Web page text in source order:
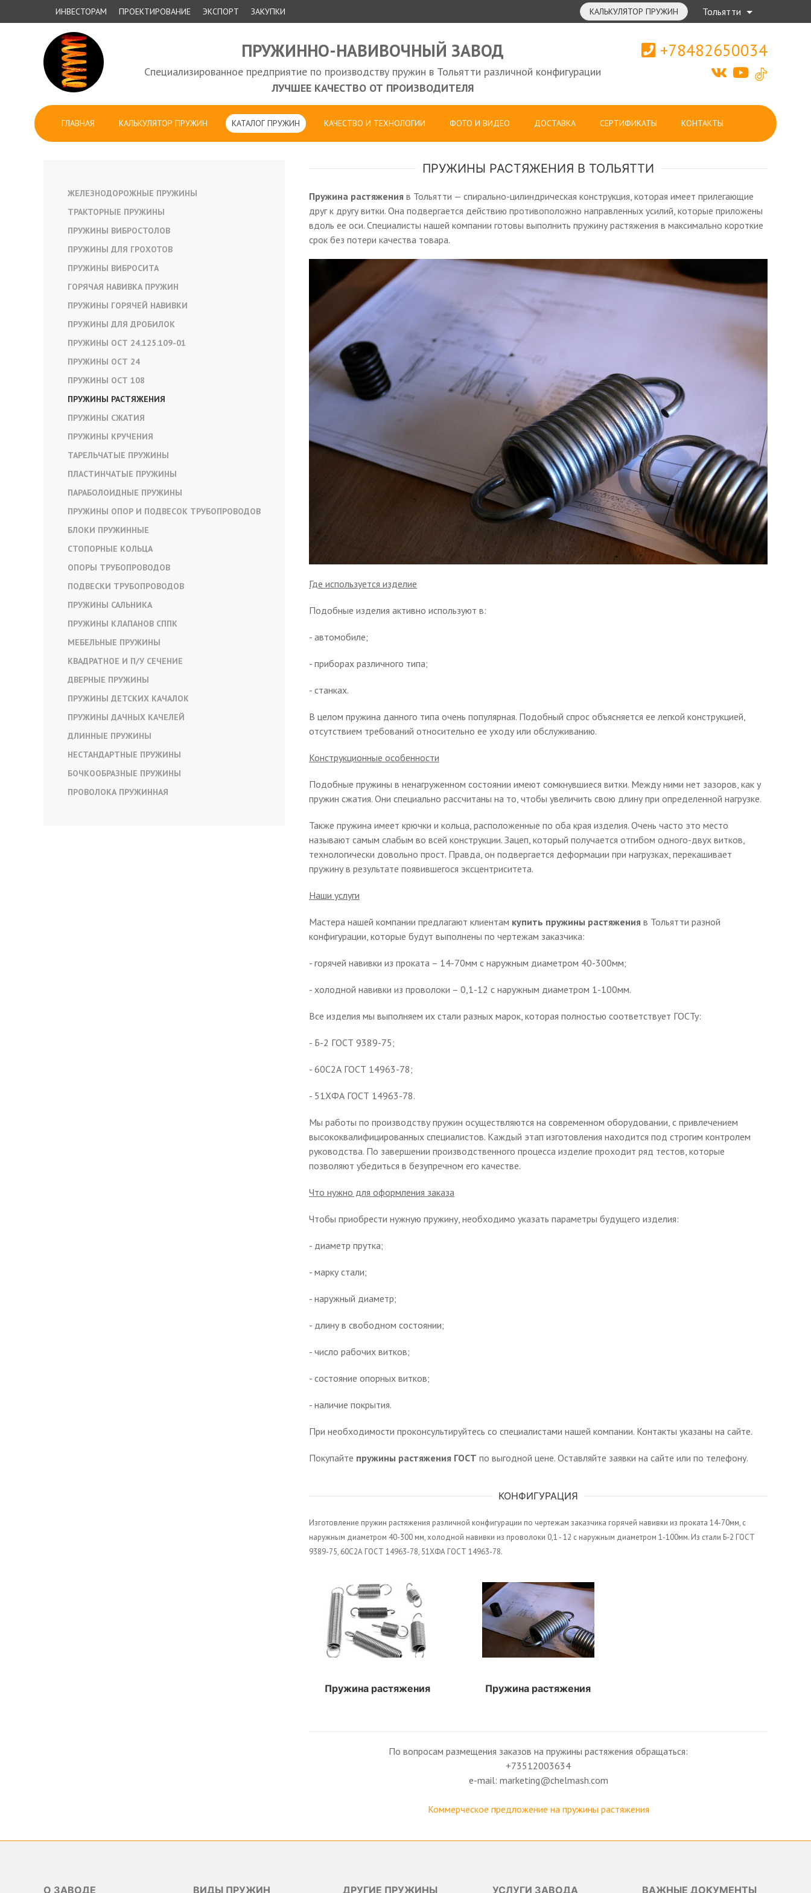
ИНВЕСТОРАМ ПРОЕКТИРОВАНИЕ ЭКСПОРТ ЗАКУПКИ КАЛЬКУЛЯТОР ПРУЖИН Тольятти
ПРУЖИННО-НАВИВОЧНЫЙ ЗАВОД
Специализированное предприятие по производству пружин в Тольятти различной конфигурации
ЛУЧШЕЕ КАЧЕСТВО ОТ ПРОИЗВОДИТЕЛЯ
+78482650034
ГЛАВНАЯ КАЛЬКУЛЯТОР ПРУЖИН КАТАЛОГ ПРУЖИН КАЧЕСТВО И ТЕХНОЛОГИИ ФОТО И ВИДЕО ДОСТАВКА СЕРТИФИКАТЫ КОНТАКТЫ
ЖЕЛЕЗНОДОРОЖНЫЕ ПРУЖИНЫ
ТРАКТОРНЫЕ ПРУЖИНЫ
ПРУЖИНЫ ВИБРОСТОЛОВ
ПРУЖИНЫ ДЛЯ ГРОХОТОВ
ПРУЖИНЫ ВИБРОСИТА
ГОРЯЧАЯ НАВИВКА ПРУЖИН
ПРУЖИНЫ ГОРЯЧЕЙ НАВИВКИ
ПРУЖИНЫ ДЛЯ ДРОБИЛОК
ПРУЖИНЫ ОСТ 24.125.109-01
ПРУЖИНЫ ОСТ 24
ПРУЖИНЫ ОСТ 108
ПРУЖИНЫ РАСТЯЖЕНИЯ
ПРУЖИНЫ СЖАТИЯ
ПРУЖИНЫ КРУЧЕНИЯ
ТАРЕЛЬЧАТЫЕ ПРУЖИНЫ
ПЛАСТИНЧАТЫЕ ПРУЖИНЫ
ПАРАБОЛОИДНЫЕ ПРУЖИНЫ
ПРУЖИНЫ ОПОР И ПОДВЕСОК ТРУБОПРОВОДОВ
БЛОКИ ПРУЖИННЫЕ
СТОПОРНЫЕ КОЛЬЦА
ОПОРЫ ТРУБОПРОВОДОВ
ПОДВЕСКИ ТРУБОПРОВОДОВ
ПРУЖИНЫ САЛЬНИКА
ПРУЖИНЫ КЛАПАНОВ СППК
МЕБЕЛЬНЫЕ ПРУЖИНЫ
КВАДРАТНОЕ И П/У СЕЧЕНИЕ
ДВЕРНЫЕ ПРУЖИНЫ
ПРУЖИНЫ ДЕТСКИХ КАЧАЛОК
ПРУЖИНЫ ДАЧНЫХ КАЧЕЛЕЙ
ДЛИННЫЕ ПРУЖИНЫ
НЕСТАНДАРТНЫЕ ПРУЖИНЫ
БОЧКООБРАЗНЫЕ ПРУЖИНЫ
ПРОВОЛОКА ПРУЖИННАЯ
ПРУЖИНЫ РАСТЯЖЕНИЯ В ТОЛЬЯТТИ
Пружина растяжения в Тольятти — спирально-цилиндрическая конструкция, которая имеет прилегающие
друг к другу витки. Она подвергается действию противоположно направленных усилий, которые приложены
вдоль ее оси. Специалисты нашей компании готовы выполнить пружину растяжения в максимально короткие
срок без потери качества товара.
Где используется изделие
Подобные изделия активно используют в:
- автомобиле;
- приборах различного типа;
- станках.
В целом пружина данного типа очень популярная. Подобный спрос объясняется ее легкой конструкцией,
отсутствием требований относительно ее уходу или обслуживанию.
Конструкционные особенности
Подобные пружины в ненагруженном состоянии имеют сомкнувшиеся витки. Между ними нет зазоров, как у
пружин сжатия. Они специально рассчитаны на то, чтобы увеличить свою длину при определенной нагрузке.
Также пружина имеет крючки и кольца, расположенные по оба края изделия. Очень часто это место
называют самым слабым во всей конструкции. Зацеп, который получается отгибом одного-двух витков,
технологически довольно прост. Правда, он подвергается деформации при нагрузках, перекашивает
пружину в результате появившегося эксцентриситета.
Наши услуги
Мастера нашей компании предлагают клиентам купить пружины растяжения в Тольятти разной
конфигурации, которые будут выполнены по чертежам заказчика:
- горячей навивки из проката – 14-70мм с наружным диаметром 40-300мм;
- холодной навивки из проволоки – 0,1-12 с наружным диаметром 1-100мм.
Все изделия мы выполняем их стали разных марок, которая полностью соответствует ГОСТу:
- Б-2 ГОСТ 9389-75;
- 60С2А ГОСТ 14963-78;
- 51ХФА ГОСТ 14963-78.
Мы работы по производству пружин осуществляются на современном оборудовании, с привлечением
высококвалифицированных специалистов. Каждый этап изготовления находится под строгим контролем
руководства. По завершении производственного процесса изделие проходит ряд тестов, которые
позволяют убедиться в безупречном его качестве.
Что нужно для оформления заказа
Чтобы приобрести нужную пружину, необходимо указать параметры будущего изделия:
- диаметр прутка;
- марку стали;
- наружный диаметр;
- длину в свободном состоянии;
- число рабочих витков;
- состояние опорных витков;
- наличие покрытия.
При необходимости проконсультируйтесь со специалистами нашей компании. Контакты указаны на сайте.
Покупайте пружины растяжения ГОСТ по выгодной цене. Оставляйте заявки на сайте или по телефону.
КОНФИГУРАЦИЯ
Изготовление пружин растяжения различной конфигурации по чертежам заказчика горячей навивки из проката 14-70мм, с
наружным диаметром 40-300 мм, холодной навивки из проволоки 0,1 - 12 с наружным диаметром 1-100мм. Из стали Б-2 ГОСТ
9389-75, 60С2А ГОСТ 14963-78, 51ХФА ГОСТ 14963-78.
Пружина растяжения Пружина растяжения
По вопросам размещения заказов на пружины растяжения обращаться:
+73512003634
e-mail: marketing@chelmash.com
Коммерческое предложение на пружины растяжения
О ЗАВОДЕ ВИДЫ ПРУЖИН ДРУГИЕ ПРУЖИНЫ УСЛУГИ ЗАВОДА ВАЖНЫЕ ДОКУМЕНТЫ